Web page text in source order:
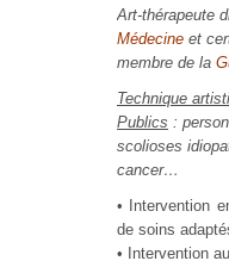
Art-thérapeute
Médecine et
membre de la
Technique
Publics :
scolioses
cancer…
• Intervention
de soins
• Intervention